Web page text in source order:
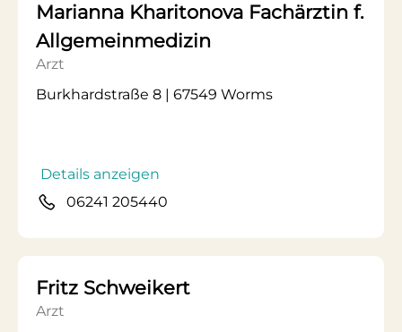
Marianna Kharitonova Fachärztin f.
Allgemeinmedizin
Arzt
Burkhardstraße 8 | 67549 Worms
Details anzeigen
06241 205440
Fritz Schweikert
Arzt